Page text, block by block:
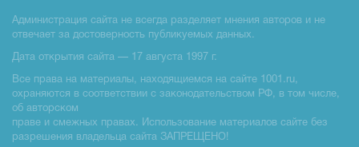
Администрация сайта не всегда разделяет мнения авторов и не
отвечает за достоверность публикуемых данных.
Дата открытия сайта — 17 августа 1997 г.
Все права на материалы, находящиемся на сайте 1001.ru,
охраняются в соответствии с законодательством РФ, в том числе,
об авторском
праве и смежных правах. Использование материалов сайте без
разрешения владельца сайта ЗАПРЕЩЕНО!